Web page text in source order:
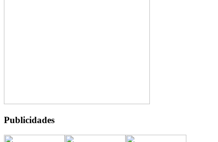
Publicidades